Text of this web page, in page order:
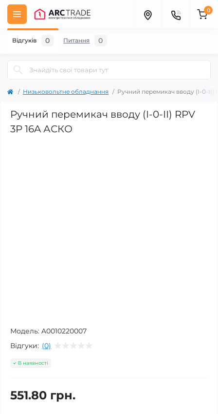
0
Низьковольтне обладнання Ручний перемикач вводу (І-0-ІІ)
Ручний перемикач вводу (І-0-ІІ) RPV
3P 16A АСКО
Модель: A0010220007
Відгуки: (0)
В наявності
551.80 грн.
Відгуків 0 Питання 0